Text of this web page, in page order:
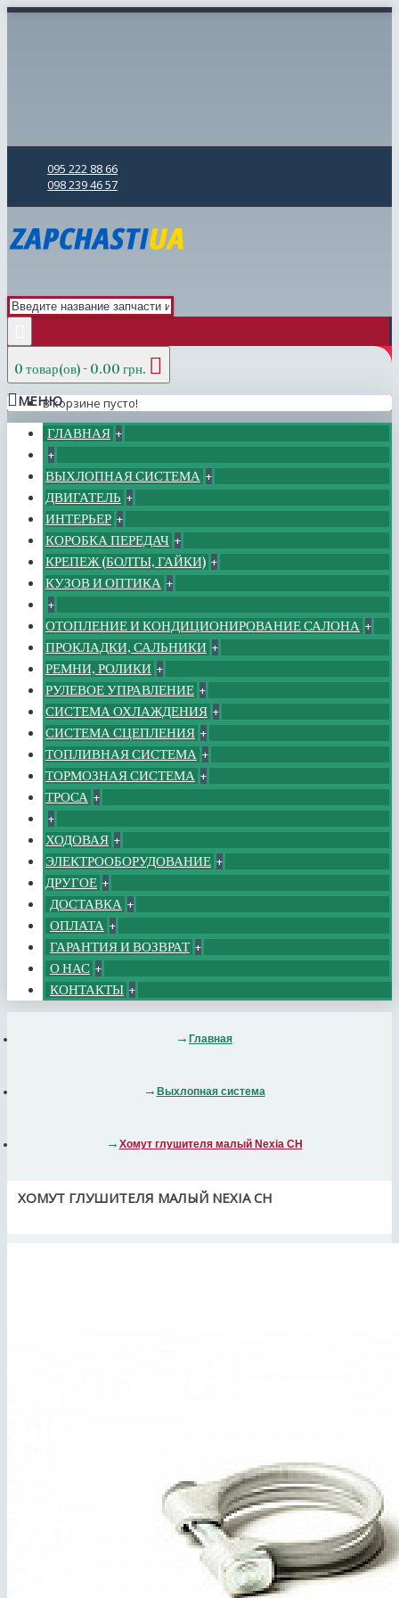
095 222 88 66
098 239 46 57
0 товар(ов) - 0.00 грн.
В корзине пусто!
МЕНЮ
ГЛАВНАЯ +
+
ВЫХЛОПНАЯ СИСТЕМА +
ДВИГАТЕЛЬ +
ИНТЕРЬЕР +
КОРОБКА ПЕРЕДАЧ +
КРЕПЕЖ (БОЛТЫ, ГАЙКИ) +
КУЗОВ И ОПТИКА +
+
ОТОПЛЕНИЕ И КОНДИЦИОНИРОВАНИЕ САЛОНА +
ПРОКЛАДКИ, САЛЬНИКИ +
РЕМНИ, РОЛИКИ +
РУЛЕВОЕ УПРАВЛЕНИЕ +
СИСТЕМА ОХЛАЖДЕНИЯ +
СИСТЕМА СЦЕПЛЕНИЯ +
ТОПЛИВНАЯ СИСТЕМА +
ТОРМОЗНАЯ СИСТЕМА +
ТРОСА +
+
ХОДОВАЯ +
ЭЛЕКТРООБОРУДОВАНИЕ +
ДРУГОЕ +
ДОСТАВКА +
ОПЛАТА +
ГАРАНТИЯ И ВОЗВРАТ +
О НАС +
КОНТАКТЫ +
Главная
Выхлопная система
Хомут глушителя малый Nexia СН
ХОМУТ ГЛУШИТЕЛЯ МАЛЫЙ NEXIA СН